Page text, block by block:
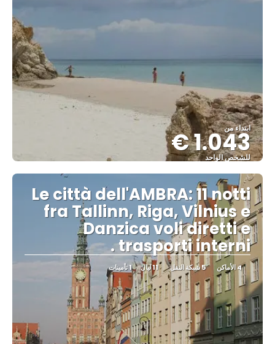
ابتداء من
1.043 €
للشخص الواحد
شاهد
Le città dell'AMBRA: 11 notti
fra Tallinn, Riga, Vilnius e
Danzica voli diretti e
trasporti interni .
4 الأماكن 5 شبكة النقل 11 ليال 1 تأمينات